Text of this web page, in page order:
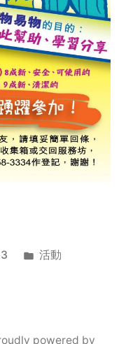
Posted
活動
powered by